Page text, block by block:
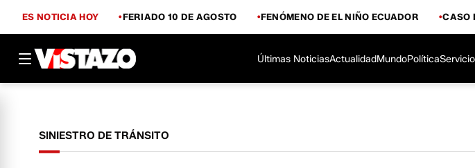
ES NOTICIA HOY FERIADO 10 DE AGOSTO FENÓMENO DE EL NIÑO ECUADOR CASO
Últimas NoticiasActualidadMundoPolítica
SINIESTRO DE TRÁNSITO